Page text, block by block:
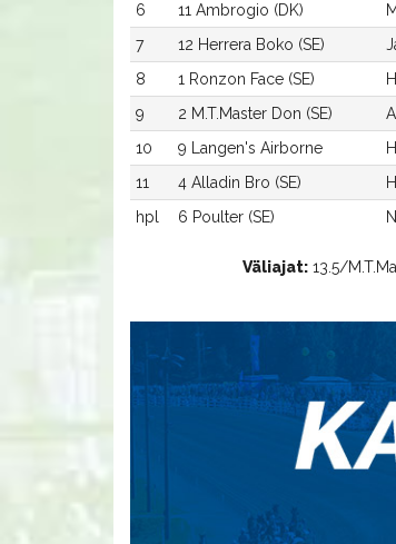
6
11 Ambrogio (DK)
7
12 Herrera Boko (SE)
8
1 Ronzon Face (SE)
9
2 M.T.Master Don (SE)
10
9 Langen's Airborne
11
4 Alladin Bro (SE)
hpl
6 Poulter (SE)
Väliajat: 13.5/